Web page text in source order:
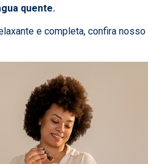
quente.
e completa, confira nosso